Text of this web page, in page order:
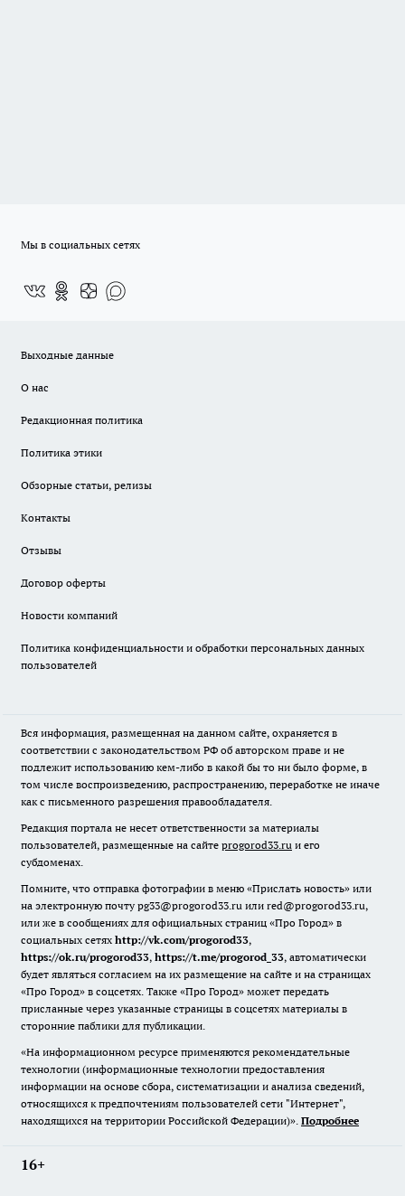
Мы в социальных сетях
Выходные данные
О нас
Редакционная политика
Политика этики
Обзорные статьи, релизы
Контакты
Отзывы
Договор оферты
Новости компаний
Политика конфиденциальности и обработки персональных данных
пользователей
Вся информация, размещенная на данном сайте, охраняется в
соответствии с законодательством РФ об авторском праве и не
подлежит использованию кем-либо в какой бы то ни было форме, в
том числе воспроизведению, распространению, переработке не иначе
как с письменного разрешения правообладателя.
Редакция портала не несет ответственности за материалы
пользователей, размещенные на сайте progorod33.ru и его
субдоменах.
Помните, что отправка фотографии в меню «Прислать новость» или
на электронную почту pg33@progorod33.ru или red@progorod33.ru,
или же в сообщениях для официальных страниц «Про Город» в
социальных сетях http://vk.com/progorod33,
https://ok.ru/progorod33, https://t.me/progorod_33, автоматически
будет являться согласием на их размещение на сайте и на страницах
«Про Город» в соцсетях. Также «Про Город» может передать
присланные через указанные страницы в соцсетях материалы в
сторонние паблики для публикации.
«На информационном ресурсе применяются рекомендательные
технологии (информационные технологии предоставления
информации на основе сбора, систематизации и анализа сведений,
относящихся к предпочтениям пользователей сети "Интернет",
находящихся на территории Российской Федерации)». Подробнее
16+